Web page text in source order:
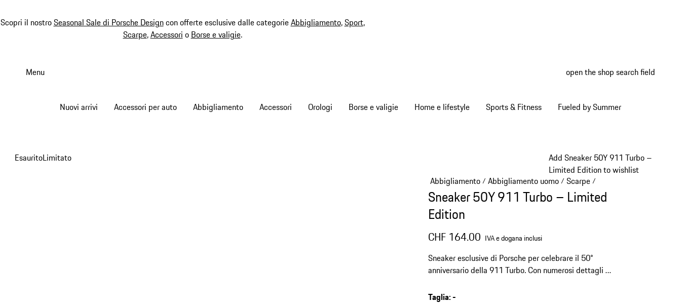
Scopri il nostroSeasonal Sale di Porsche Designcon offerte esclusive dalle categorieAbbigliamento,Sport,
Scarpe,Accessori o Borse e valigie.
Menu open the shop search field
Nuovi arrivi Accessori per auto Abbigliamento Accessori Orologi Borse e valigie Home e lifestyle Sports & Fitness Fueled by Summer
Add Sneaker 50Y 911 Turbo –
Limited Edition to wishlist
EsauritoLimitato
Abbigliamento/ Abbigliamento uomo/ Scarpe/
Sneaker 50Y 911 Turbo – Limited
Edition
CHF 164.00 IVA e dogana inclusi
Sneaker esclusive di Porsche per celebrare il 50°
anniversario della 911 Turbo. Con numerosi dettagli di
Taglia:-